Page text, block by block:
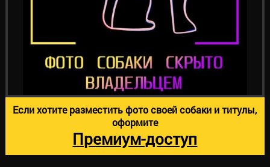
Если хотите разместить фото своей собаки и титулы,
оформите
Премиум-доступ